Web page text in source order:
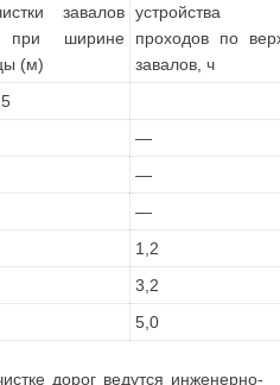
завалов
ширине
(м)
устройства
проходов по
завалов, ч
—
—
—
1,2
3,2
5,0
дорог ведутся инженерно-